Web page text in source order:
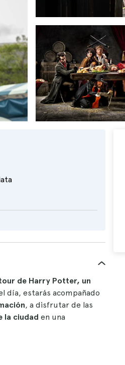
de Harry Potter, un
día, estarás acompañado
, a disfrutar de las
la ciudad en una